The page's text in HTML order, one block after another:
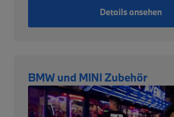
Details ansehen
BMW und MINI Zubehör